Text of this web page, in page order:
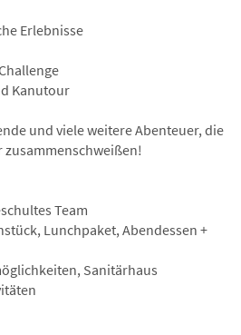
Erlebnisse
Kanutour
und viele weitere Abenteuer, die
zusammenschweißen!
Team
Lunchpaket, Abendessen +
Sanitärhaus